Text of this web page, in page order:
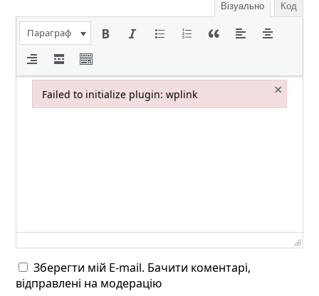
Візуально Код
Параграф
Зберегти мій E-mail. Бачити коментарі,
відправлені на модерацію
Failed to initialize plugin: wplink ×
Failed to initialize plugin: wplink